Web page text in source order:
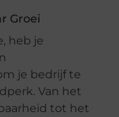
Groei
heb je
je bedrijf te
Van het
tot het